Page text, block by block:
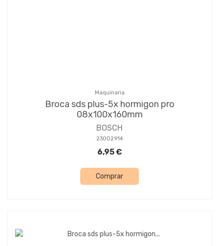
Maquinaria
Broca sds plus-5x hormigon pro
08x100x160mm
BOSCH
23002914
6,95 €
Comprar